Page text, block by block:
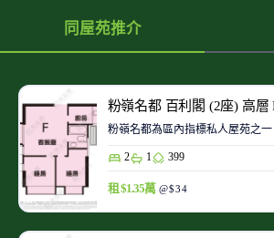
同屋苑推介
粉嶺名都 百利閣 (2座) 高層
粉嶺名都為區內指標私人屋苑之
2 1 399
租 $1.35萬 @$34